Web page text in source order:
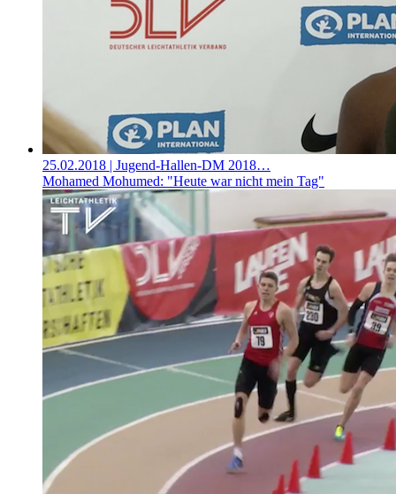
25.02.2018 | Jugend-Hallen-DM 2018…
Mohamed Mohumed: "Heute war nicht mein Tag"